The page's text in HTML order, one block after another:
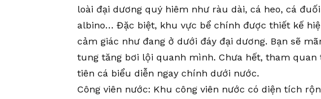
loài đại dương quý hiêm như ràu dài, cá heo, cá
albino… Đặc biệt, khu vực bể chính được thiết kế
cảm giác như đang ở dưới đáy đại dương. Bạn sẽ
tung tăng bơi lội quanh mình. Chưa hết, tham
tiên cá biểu diễn ngay chính dưới nước.
Công viên nước: Khu công viên nước có diện tích